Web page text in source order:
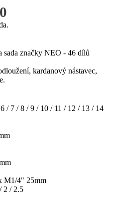
sada značky NEO - 46 dílů
kardanový nástavec,
/ 7 / 8 / 9 / 10 / 11 / 12 / 13 / 14
M1/4" 25mm
2 / 2.5